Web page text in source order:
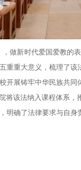
做新时代爱国爱教的
重重大意义，梳理了
开展铸牢中华民族共
将该法纳入课程体系，
明确了法律要求与自